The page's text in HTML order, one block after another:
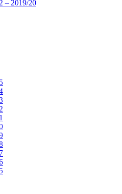
– 2019/20